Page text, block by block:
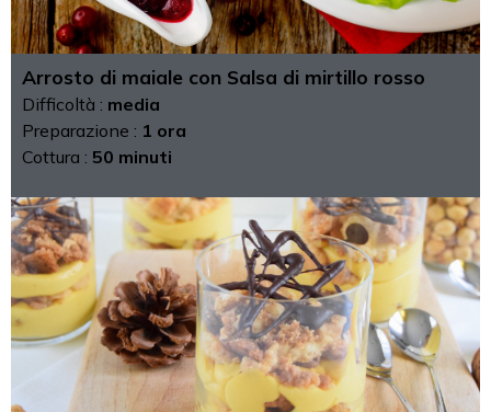
Arrosto di maiale con Salsa di mirtillo rosso
Difficoltà : media
Preparazione : 1 ora
Cottura : 50 minuti